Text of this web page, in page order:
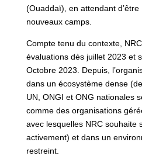
(Ouaddaï), en attendant
nouveaux camps.
Compte tenu du contexte,
évaluations dès juillet 2023 et
Octobre 2023. Depuis,
dans un écosystème dense
UN, ONGI et ONG nationales
comme des organisations
avec lesquelles NRC souhaite
activement) et dans un
restreint.